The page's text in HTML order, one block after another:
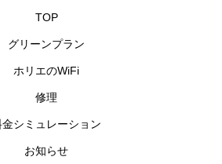
TOP
グリーンプラン
ホリエのWiFi
修理
金シミュレーション
お知らせ